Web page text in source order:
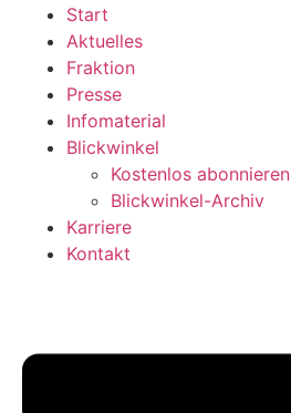
Start
Aktuelles
Fraktion
Presse
Infomaterial
Blickwinkel
Kostenlos abonnieren
Blickwinkel-Archiv
Karriere
Kontakt